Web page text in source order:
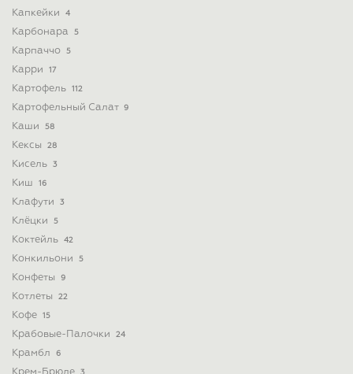
Капкейки 4
Карбонара 5
Карпаччо 5
Карри 17
Картофель 112
Картофельный Салат 9
Каши 58
Кексы 28
Кисель 3
Киш 16
Клафути 3
Клёцки 5
Коктейль 42
Конкильони 5
Конфеты 9
Котлеты 22
Кофе 15
Крабовые-Палочки 24
Крамбл 6
Крем-Брюле 3